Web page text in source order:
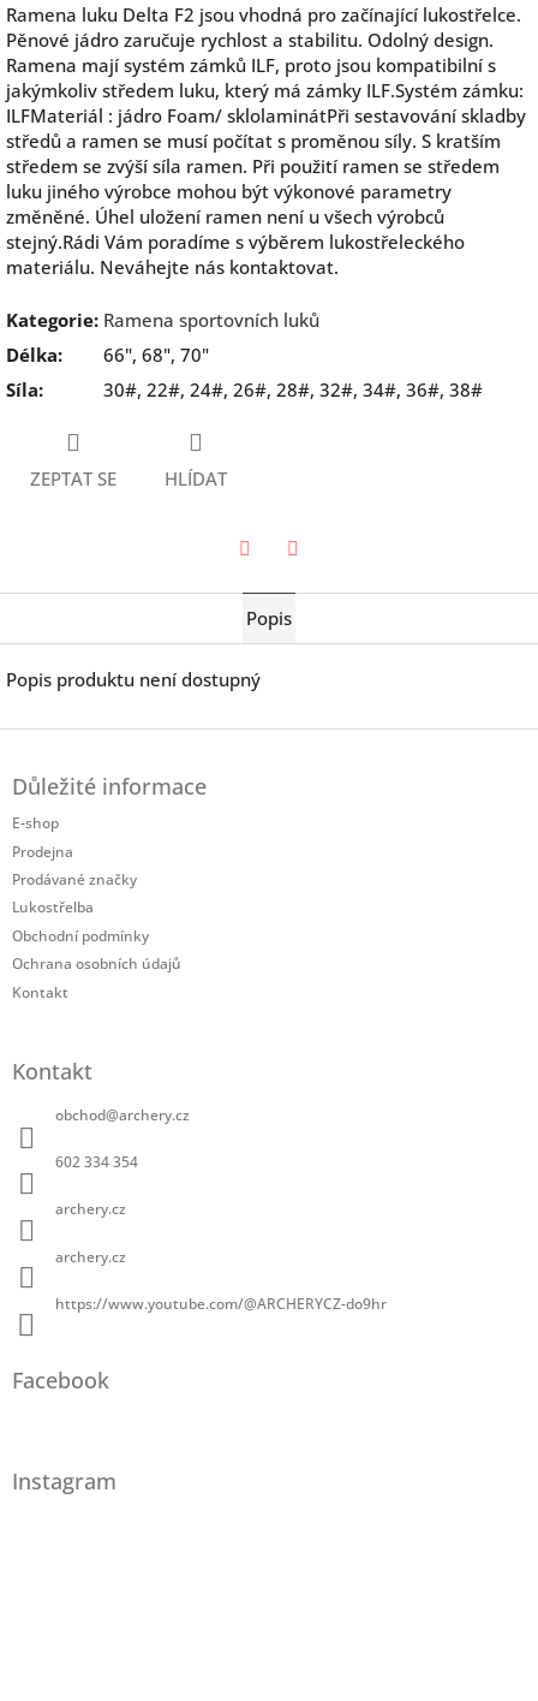
Ramena luku Delta F2 jsou vhodná pro začínající lukostřelce.
Pěnové jádro zaručuje rychlost a stabilitu. Odolný design.
Ramena mají systém zámků ILF, proto jsou kompatibilní s
jakýmkoliv středem luku, který má zámky ILF.Systém zámku:
ILFMateriál : jádro Foam/ sklolaminátPři sestavování skladby
středů a ramen se musí počítat s proměnou síly. S kratším
středem se zvýší síla ramen. Při použití ramen se středem
luku jiného výrobce mohou být výkonové parametry
změněné. Úhel uložení ramen není u všech výrobců
stejný.Rádi Vám poradíme s výběrem lukostřeleckého
materiálu. Neváhejte nás kontaktovat.
Kategorie: Ramena sportovních luků
Délka:
66", 68", 70"
Síla: 30#, 22#, 24#, 26#, 28#, 32#, 34#, 36#, 38#
ZEPTAT SE HLÍDAT
Popis
Popis produktu není dostupný
Důležité informace
E-shop
Prodejna
Prodávané značky
Lukostřelba
Obchodní podmínky
Ochrana osobních údajů
Kontakt
Kontakt
obchod@archery.cz
602 334 354
archery.cz
archery.cz
https://www.youtube.com/@ARCHERYCZ-do9hr
Facebook
Instagram